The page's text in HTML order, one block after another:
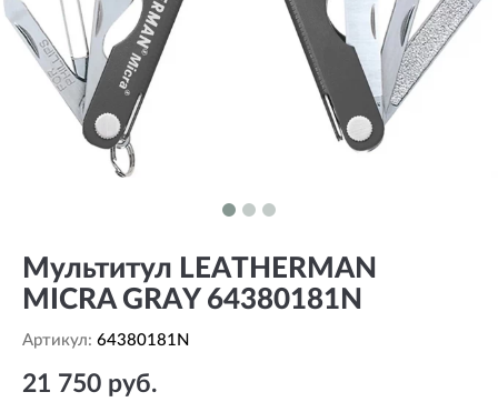
Мультитул LEATHERMAN
MICRA GRAY 64380181N
Артикул: 64380181N
21 750 руб.